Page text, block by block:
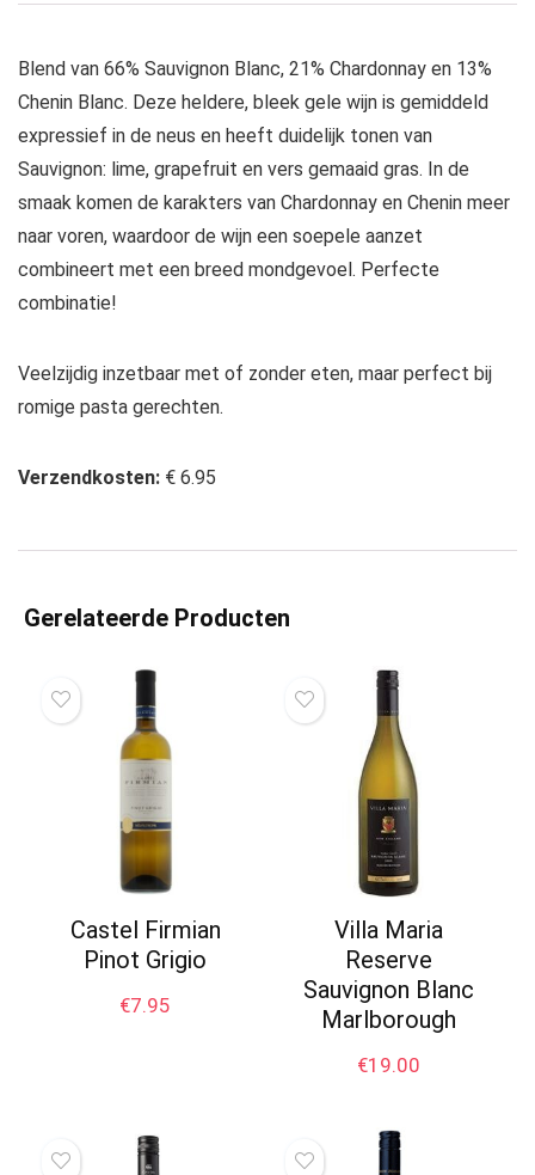
Blend van 66% Sauvignon Blanc, 21% Chardonnay en 13%
Chenin Blanc. Deze heldere, bleek gele wijn is gemiddeld
expressief in de neus en heeft duidelijk tonen van
Sauvignon: lime, grapefruit en vers gemaaid gras. In de
smaak komen de karakters van Chardonnay en Chenin meer
naar voren, waardoor de wijn een soepele aanzet
combineert met een breed mondgevoel. Perfecte
combinatie!
Veelzijdig inzetbaar met of zonder eten, maar perfect bij
romige pasta gerechten.
Verzendkosten: € 6.95
Gerelateerde Producten
Castel Firmian
Pinot Grigio
€7.95
Villa Maria
Reserve
Sauvignon Blanc
Marlborough
€19.00